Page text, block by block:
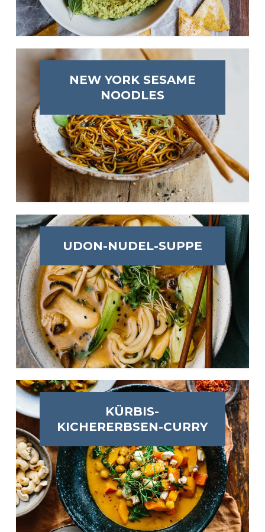
NEW YORK SESAME
NOODLES
UDON-NUDEL-SUPPE
KÜRBIS-
KICHERERBSEN-CURRY